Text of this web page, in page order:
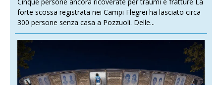
forte scossa registrata nei Campi Flegrei ha lasciato circa
300 persone senza casa a Pozzuoli. Delle...